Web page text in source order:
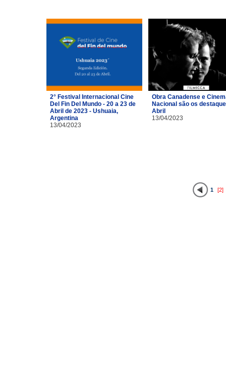
2° Festival Internacional Cine
Del Fin Del Mundo - 20 a 23 de
Abril de 2023 - Ushuaia,
Argentina
13/04/2023
Obra Canadense e
Nacional são os
Abril
13/04/2023
1 [2]